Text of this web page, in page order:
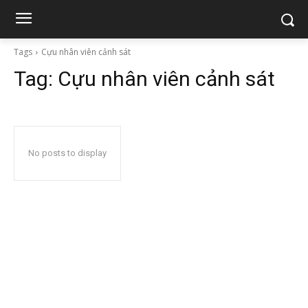
Tags Cựu nhân viên cảnh sát
Tag: Cựu nhân viên cảnh sát
No posts to display